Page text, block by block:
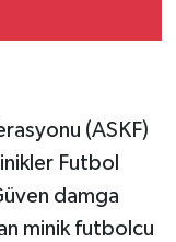
(ASKF)
Futbol
damga
minik futbolcu